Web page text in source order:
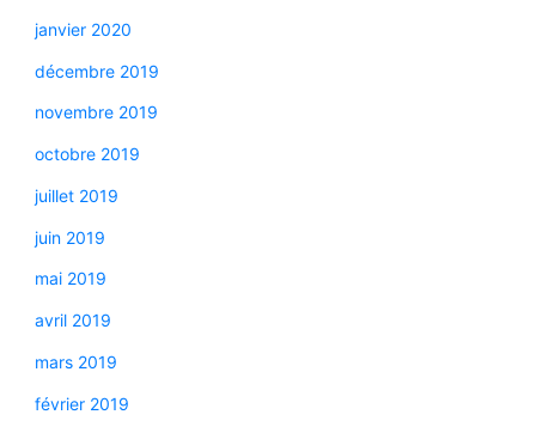
janvier 2020
décembre 2019
novembre 2019
octobre 2019
juillet 2019
juin 2019
mai 2019
avril 2019
mars 2019
février 2019